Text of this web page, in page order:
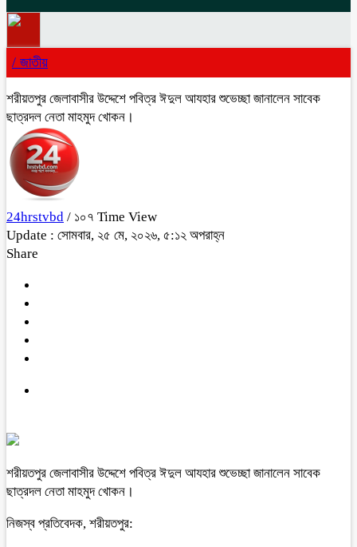
/ জাতীয়
শরীয়তপুর জেলাবাসীর উদ্দেশে পবিত্র ঈদুল আযহার শুভেচ্ছা জানালেন সাবেক
ছাত্রদল নেতা মাহমুদ খোকন।
24hrstvbd / ১০৭ Time View
Update : সোমবার, ২৫ মে, ২০২৬, ৫:১২ অপরাহ্ন
Share
শরীয়তপুর জেলাবাসীর উদ্দেশে পবিত্র ঈদুল আযহার শুভেচ্ছা জানালেন সাবেক
ছাত্রদল নেতা মাহমুদ খোকন।
নিজস্ব প্রতিবেদক, শরীয়তপুর: